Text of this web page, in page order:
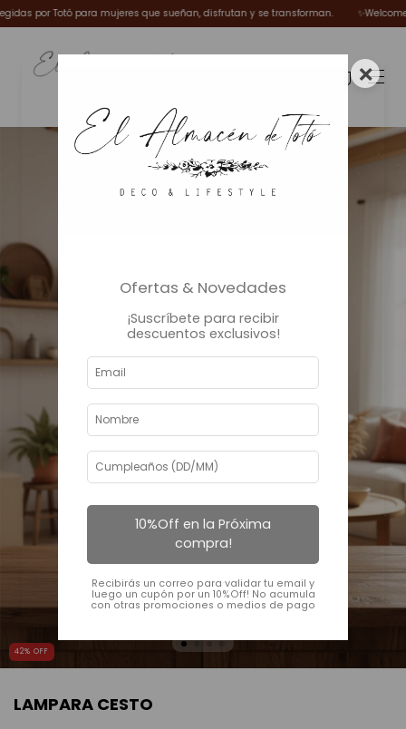
mujeres que sueñan, disfrutan y se transforman. ✨Welcome Winter ❄️
42% OFF
LAMPARA CESTO
×
Ofertas & Novedades
¡Suscríbete para recibir
descuentos exclusivos!
10%Off en la Próxima
compra!
Recibirás un correo para validar tu email y
luego un cupón por un 10%Off! No acumula
con otras promociones o medios de pago